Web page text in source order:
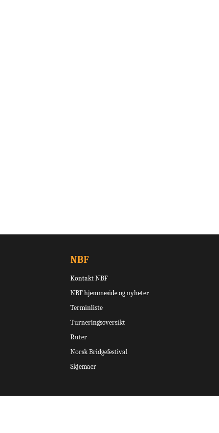
NBF
Kontakt NBF
NBF hjemmeside og nyheter
Terminliste
Turneringsoversikt
Ruter
Norsk Bridgefestival
Skjemaer